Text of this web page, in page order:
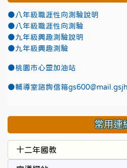
●八年級職涯性向測驗說明
●八年級職涯性向測驗
●九年級興趣測驗說明
●九年級興趣測驗
●桃園市心靈加油站
●輔導室諮詢信箱
常用連